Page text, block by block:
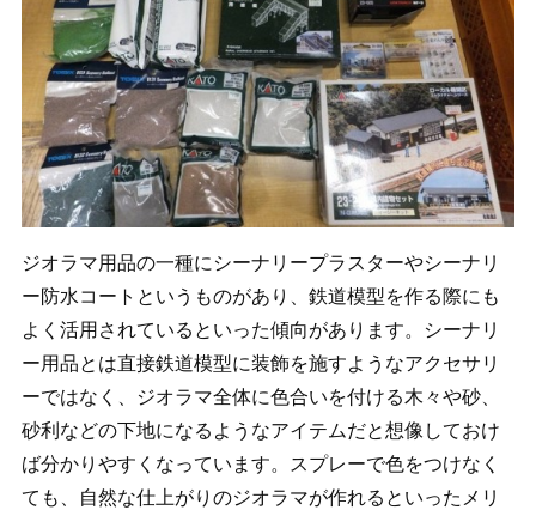
ジオラマ用品の一種にシーナリープラスターやシーナリ
ー防水コートというものがあり、鉄道模型を作る際にも
よく活用されているといった傾向があります。シーナリ
ー用品とは直接鉄道模型に装飾を施すようなアクセサリ
ーではなく、ジオラマ全体に色合いを付ける木々や砂、
砂利などの下地になるようなアイテムだと想像しておけ
ば分かりやすくなっています。スプレーで色をつけなく
ても、自然な仕上がりのジオラマが作れるといったメリ